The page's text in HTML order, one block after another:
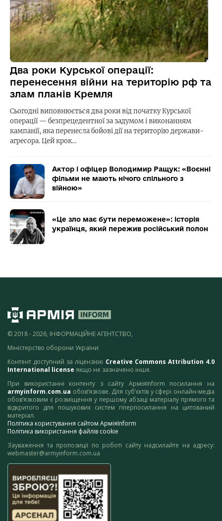
Два роки Курської операції:
перенесення війни на територію рф та
злам планів Кремля
Сьогодні виповнюється два роки від початку Курської
операції — безпрецедентної за задумом і виконанням
кампанії, яка перенесла бойові дії на територію держави-
агресора. Цей крок…
Актор і офіцер Володимир Ращук: «Воєнні
фільми не мають нічого спільного з
війною»
«Це зло має бути переможене»: історія
українця, який пережив російський полон
© 2018 - 2026, ІНФОРМАЦІЙНЕ АГЕНТСТВО,
Міністерство оборони України
Контент доступний за ліцензією Creative Commons Attribution 4.0
International license якщо не зазначено інше.
При використанні контенту з сайту АрміяInform посилання на
armyinform.com.ua обов’язкове. Для суб’єктів у сфері онлайн-медіа
обов’язковим є розміщення у першому абзаці матеріалу прямого та
відкритого для пошукових систем гіперпосилання на цитований
матеріал.
Політика користування сайтом АрміяInform
Політика використання файлів cookie
Зауваження та пропозиції по роботі сайту надсилайте на адресу:
webmaster@armyinform.com.ua